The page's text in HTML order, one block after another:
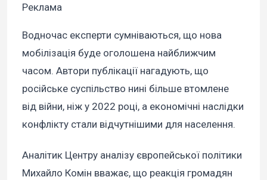
Реклама
Водночас експерти сумніваються, що нова
мобілізація буде оголошена найближчим
часом. Автори публікації нагадують, що
російське суспільство нині більше втомлене
від війни, ніж у 2022 році, а економічні наслідки
конфлікту стали відчутнішими для населення.
Аналітик Центру аналізу європейської політики
Михайло Комін вважає, що реакція громадян